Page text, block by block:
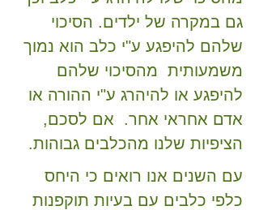
גם במקרה של ילדים. הסיכוי
שלהם להיפגע ע"י כלב הוא נמוך
משמעותית מהסיכוי שלהם
להיפגע או להיהרג ע"י ההורה או
אדם אחראי אחר. אם לסכם,
הציפיות שלנו מהכלבים גבוהות.
עם השנים אנו רואים כי היחס
כלפי כלבים עם בעיות תוקפנות